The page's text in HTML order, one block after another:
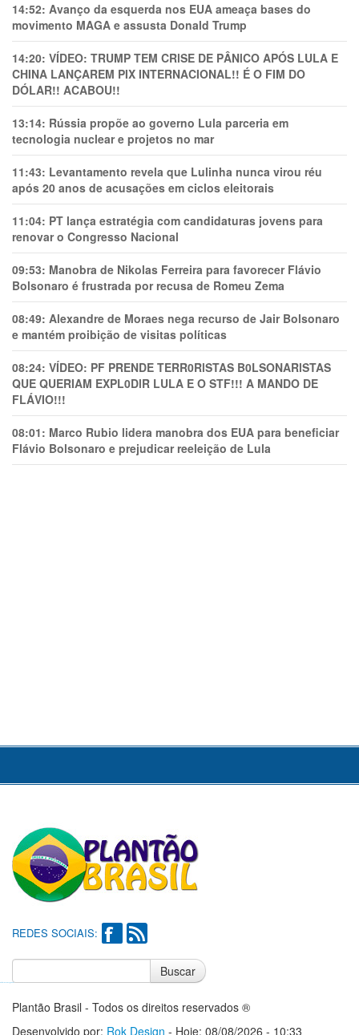
14:52: Avanço da esquerda nos EUA ameaça bases do
movimento MAGA e assusta Donald Trump
14:20: VÍDEO: TRUMP TEM CRlSE DE PÂNlCO APÓS LULA E
CHINA LANÇAREM PIX INTERNACIONAL!! É O FIM DO
DÓLAR!! ACABOU!!
13:14: Rússia propõe ao governo Lula parceria em
tecnologia nuclear e projetos no mar
11:43: Levantamento revela que Lulinha nunca virou réu
após 20 anos de acusações em ciclos eleitorais
11:04: PT lança estratégia com candidaturas jovens para
renovar o Congresso Nacional
09:53: Manobra de Nikolas Ferreira para favorecer Flávio
Bolsonaro é frustrada por recusa de Romeu Zema
08:49: Alexandre de Moraes nega recurso de Jair Bolsonaro
e mantém proibição de visitas políticas
08:24: VÍDEO: PF PRENDE TERR0RlSTAS B0LSONARlSTAS
QUE QUERIAM EXPL0DlR LULA E O STF!!! A MANDO DE
FLÁVIO!!!
08:01: Marco Rubio lidera manobra dos EUA para beneficiar
Flávio Bolsonaro e prejudicar reeleição de Lula
REDES SOCIAIS:
Buscar
Plantão Brasil - Todos os direitos reservados ®
Desenvolvido por: Rok Design - Hoje: 08/08/2026 - 10:33